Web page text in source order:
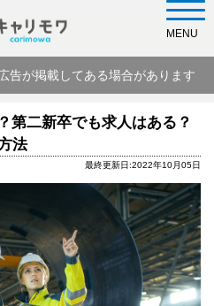
告が掲載してある場合があります
MENU
第二新卒でも求人はある？
法
最終更新日:2022年10月05日